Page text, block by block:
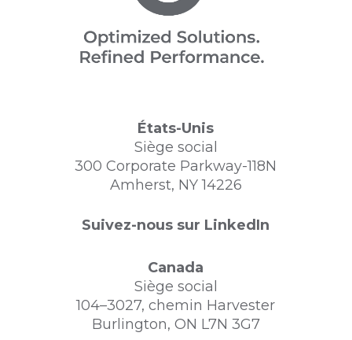
États-Unis
Siège social
300 Corporate Parkway-118N
Amherst, NY 14226
Suivez-nous sur LinkedIn
Canada
Siège social
104–3027, chemin Harvester
Burlington, ON L7N 3G7